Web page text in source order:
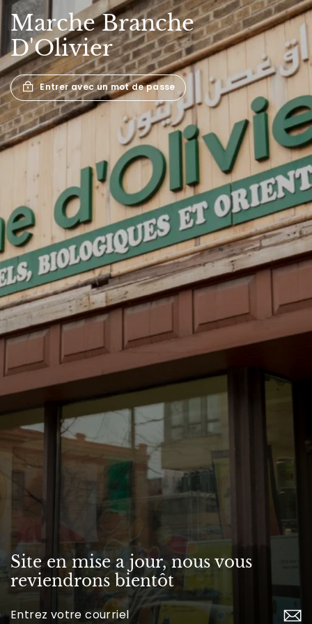
MarcheBranche
D'Olivier
Entrer avec un mot de passe
Site en mise a jour, nous vous
reviendrons bientôt
Inscrivez-